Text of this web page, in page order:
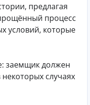
предлагая
процесс
условий, которые
заемщик должен
случаях